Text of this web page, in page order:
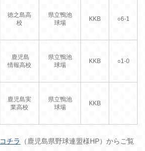
徳之島高
校
県立鴨池
球場
KKB ○6-1
鹿児島
情報高校
県立鴨池
球場
KKB ○1-0
鹿児島実
業高校
県立鴨池
球場
KKB
コチラ
（鹿児島県野球連盟様HP）からご覧